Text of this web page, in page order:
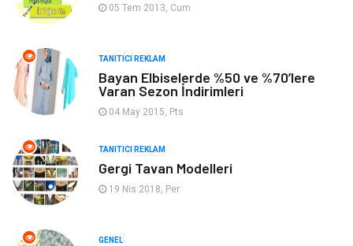
Sigorta Aksesuar
Mobilya
Bebek Giyim
Doğal Enerji Kaynakları
05 Tem 2013, Cum
TANITICI REKLAM
Bayan Elbiselerde %50 ve %70’lere
Varan Sezon İndirimleri
04 May 2015, Pts
TANITICI REKLAM
Gergi Tavan Modelleri
19 Nis 2018, Per
GENEL